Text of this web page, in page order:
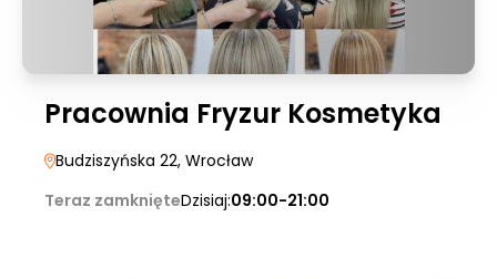
Pracownia Fryzur Kosmetyka
Budziszyńska 22, Wrocław
Teraz zamknięteDzisiaj:09:00-21:00